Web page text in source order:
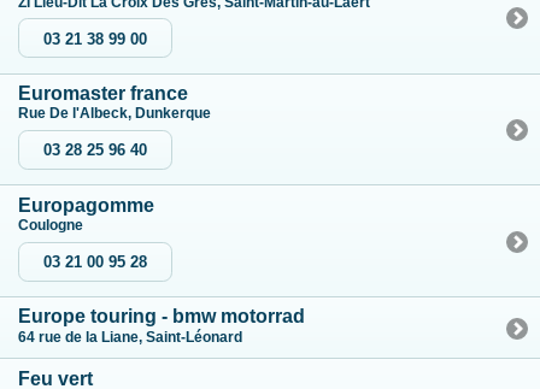
03 21 38 99 00
Euromaster france
Rue De l'Albeck, Dunkerque
03 28 25 96 40
Europagomme
Coulogne
03 21 00 95 28
Europe touring - bmw motorrad
64 rue de la Liane, Saint-Léonard
Feu vert